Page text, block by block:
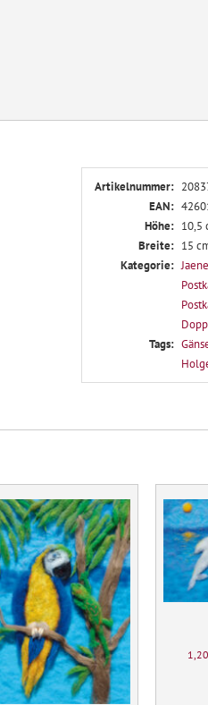
Artikelnummer:
EAN:
Höhe: 10,5
Breite: 15
Kategorie:
Tags:
1,20